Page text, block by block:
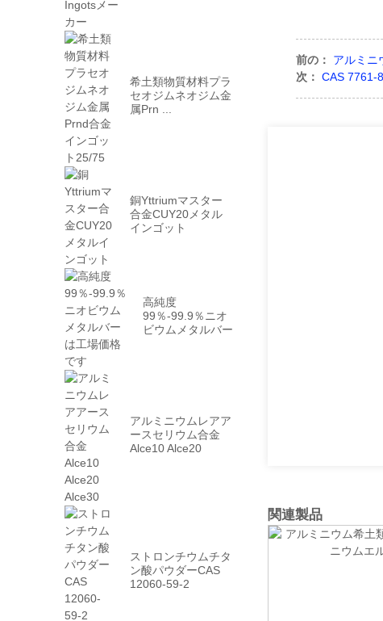
希土類物質材料プラ
セオジムネオジム金
属Prn ...
銅Yttriumマスター
合金CUY20メタル
インゴット
高純度
99％-99.9％ニオ
ビウムメタルバー
アルミニウムレアア
ースセリウム合金
Alce10 Alce20
ストロンチウムチタ
ン酸パウダーCAS
12060-59-2
前の：
アルミニ
次： CAS 7761-
関連製品